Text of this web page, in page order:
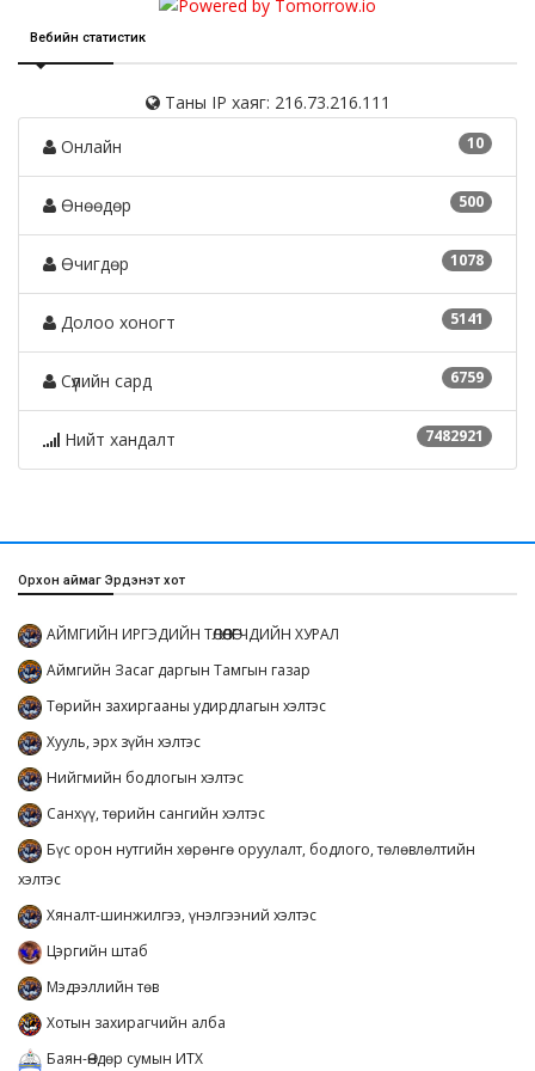
Вебийн статистик
Таны IP хаяг: 216.73.216.111
10
Онлайн
500
Өнөөдөр
1078
Өчигдөр
5141
Долоо хоногт
6759
Сүүлийн сард
7482921
Нийт хандалт
Орхон аймаг Эрдэнэт хот
АЙМГИЙН ИРГЭДИЙН ТӨЛӨӨЛӨГЧДИЙН ХУРАЛ
Аймгийн Засаг даргын Тамгын газар
Төрийн захиргааны удирдлагын хэлтэс
Хууль, эрх зүйн хэлтэс
Нийгмийн бодлогын хэлтэс
Санхүү, төрийн сангийн хэлтэс
Бүс орон нутгийн хөрөнгө оруулалт, бодлого, төлөвлөлтийн
хэлтэс
Хяналт-шинжилгээ, үнэлгээний хэлтэс
Цэргийн штаб
Мэдээллийн төв
Хотын захирагчийн алба
Баян-Өндөр сумын ИТХ